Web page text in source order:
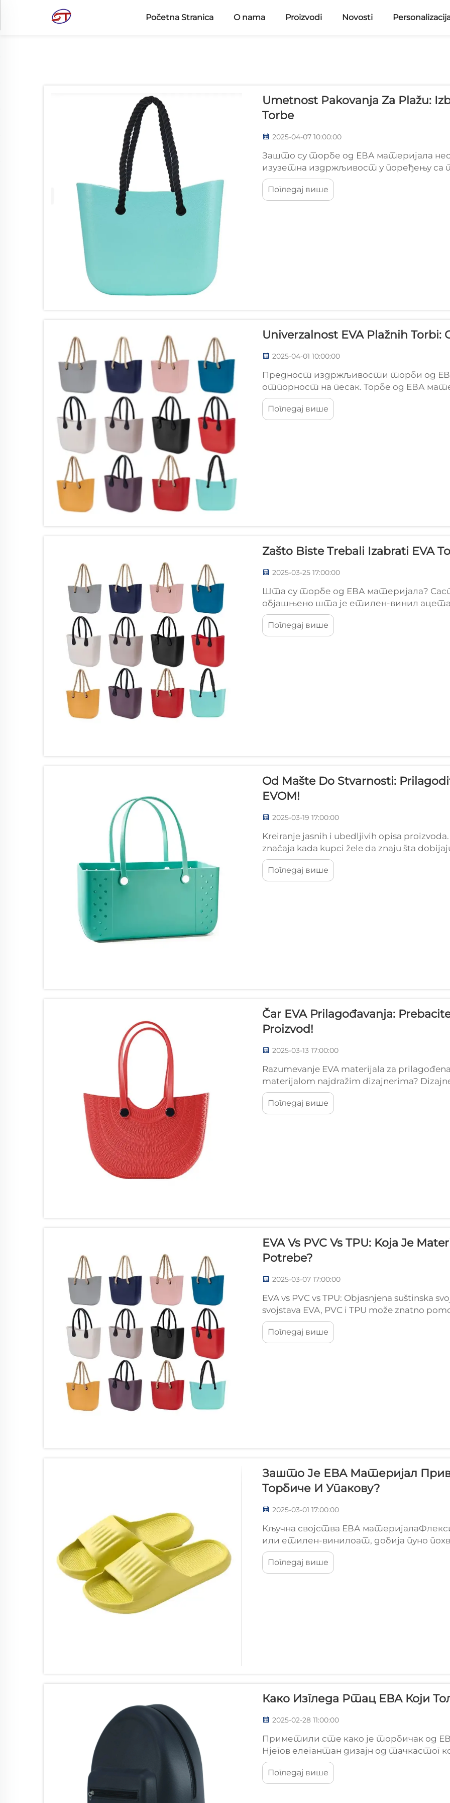
Početna Stranica O nama Proizvodi Novosti
Umetnost Pakovanja Za Plažu:
Torbe
2025-04-07 10:00:00
Зашто су торбе од ЕВА материјала
изузетна издржљивост у поређењу
Посетиоци плаже који пређу на торбе
добром путу. Ове торбе су
издржљивије су у односу на редовне
Погледај више
Univerzalnost EVA Plažnih Torbi:
2025-04-01 10:00:00
Предност издржљивости торби од
отпорност на песак. Торбе од ЕВА
веома добро издржавају воду и песак.
који је прилично издржљив, а такође...
Погледај више
Zašto Biste Trebali Izabrati EVA
2025-03-25 17:00:00
Шта су торбе од ЕВА материјала?
објашњено шта је етилен-винил
ацетат, полимер који настаје
Оно што чини овај материјал
Погледај више
Od Mašte Do Stvarnosti:
EVOM!
2025-03-19 17:00:00
Kreiranje jasnih i ubedljivih opisa
značaja kada kupci žele da znaju šta
prilagoditi. Kada sastavljamo opise,
Погледај више
Čar EVA Prilagođavanja:
Proizvod!
2025-03-13 17:00:00
Razumevanje EVA materijala za
materijalom najdražim dizajnerima?
veoma lagana. Materijal je izuzetno lagan
raznovrsnih prilagođenih predmeta...
Погледај више
EVA Vs PVC Vs TPU: Koja Je
Potrebe?
2025-03-07 17:00:00
EVA vs PVC vs TPU: Objasnjena suštinska
svojstava EVA, PVC i TPU može znatno
različite primjene, posebno u torbama i
EVA...
Погледај више
Зашто Је ЕВА Материјал
Торбиче И Упакову?
2025-03-01 17:00:00
Кључна својства ЕВА
или етилен-винилоат, добија пуно
што објашњава зашто се толико
је потребно нешто што се савија и
Погледај више
Како Изгледа Ртац ЕВА Који
2025-02-28 11:00:00
Приметили сте како је торбичак од
Нjегов елегантан дизајн од тачкастог
смо да ћете волети комбинацију
попут Еве Мендес заклињу се у њега, а то
Погледај више